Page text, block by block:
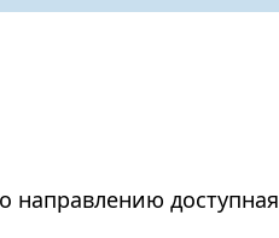
направлению доступная